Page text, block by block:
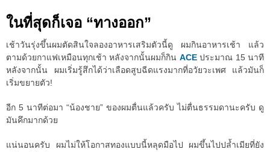
ในที่สุดก็เจอ “ทางออก”
เช้าวันรุ่งขึ้นผมตัดสินใจลองอาหารเสริมตัวนี้ดู ผมกินอาหารเช้า แล้ว
ตามด้วยกาแฟเหมือนทุกเช้า หลังจากนั้นผมก็กิน ACEประมาณ 15 นาที
หลังจากนั้น ผมเริ่มรู้สึกได้ว่าเลือดสูบฉีดแรงมากที่อวัยวะเพศ แล้วมันก็
เริ่มขยายตัว!
อีก 5 นาทีต่อมา “น้องชาย” ของผมตื่นแล้วครับ ไม่ตื่นธรรมดานะครับ ดู
มันคึกมากด้วย
แน่นอนครับ ผมไม่ให้โอกาสทองแบบนี้หลุดมือไป ผมขึ้นไปปล้ำเมียที่ยัง